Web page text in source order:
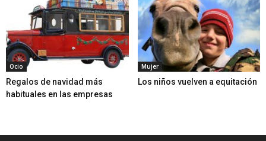
Ocio
Regalos de navidad más
habituales en las empresas
Mujer
Los niños vuelven a equitación